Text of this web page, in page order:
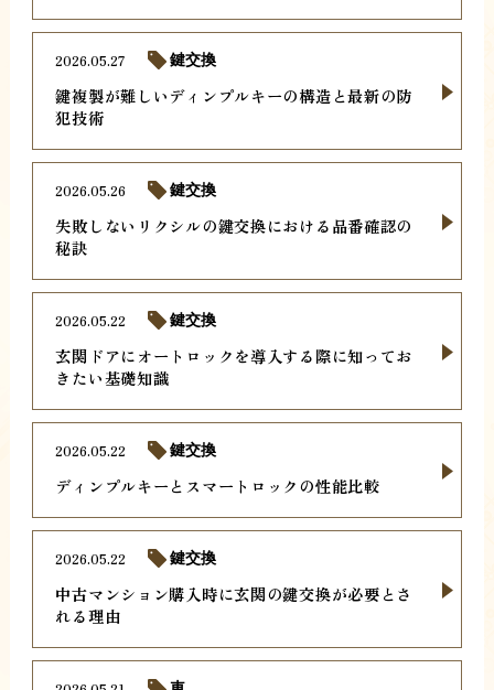
鍵複製が難しいディンプルキーの構造と最新の防
犯技術
2026.05.27 鍵交換
失敗しないリクシルの鍵交換における品番確認の
秘訣
2026.05.26 鍵交換
玄関ドアにオートロックを導入する際に知ってお
きたい基礎知識
2026.05.22 鍵交換
ディンプルキーとスマートロックの性能比較
2026.05.22 鍵交換
中古マンション購入時に玄関の鍵交換が必要とさ
れる理由
2026.05.22 鍵交換